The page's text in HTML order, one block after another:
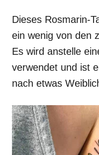
Dieses Rosmarin-
ein wenig von den
Es wird anstelle
verwendet und ist
nach etwas